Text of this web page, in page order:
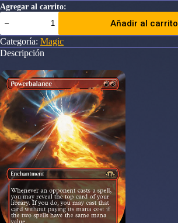
Agregar al carrito:
Powerbalance
(Borderless)
Modern
Horizons
3
Variants
cantidad
Añadir al carrito
Categoría: Magic
Descripción